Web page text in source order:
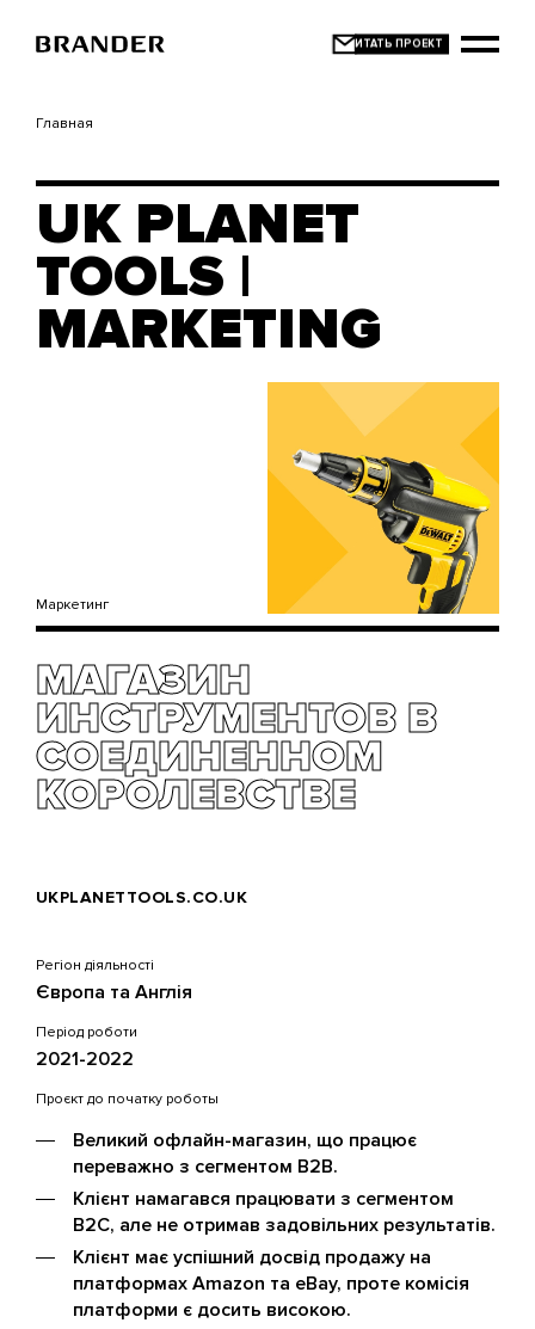
основному
Главная
UK PLANET
TOOLS |
MARKETING
Маркетинг
МАГАЗИН
ИНСТРУМЕНТОВ В
СОЕДИНЕННОМ
КОРОЛЕВСТВЕ
UKPLANETTOOLS.CO.UK
Регіон діяльності
Європа та Англія
Період роботи
2021-2022
Проєкт до початку роботы
Великий офлайн-магазин, що працює
переважно з сегментом B2B.
Клієнт намагався працювати з сегментом
B2C, але не отримав задовільних результатів.
Клієнт має успішний досвід продажу на
платформах Amazon та eBay, проте комісія
платформи є досить високою.